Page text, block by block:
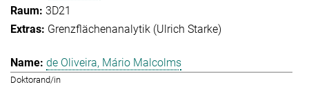
3D21
Grenzflächenanalytik (Ulrich Starke)
de Oliveira, Mário Malcolms
Doktorand/in